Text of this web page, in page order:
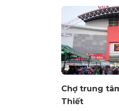
Chợ trung
Thiết